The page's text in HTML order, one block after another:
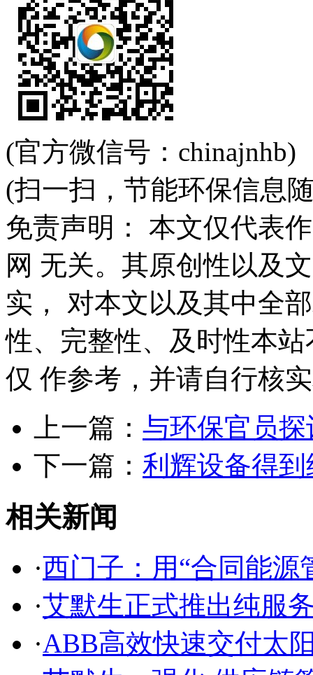
(官方微信号：chinajnhb)
(扫一扫，节能环保信息
免责声明： 本文仅代表
网 无关。其原创性以及
实， 对本文以及其中全
性、完整性、及时性本
仅 作参考，并请自行核
上一篇： 与环保官员
下一篇： 利辉设备得
相关新闻
·西门子：用“合同能源
·艾默生正式推出纯服
·ABB高效快速交付太